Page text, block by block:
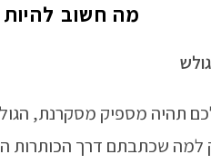
מה חשוב
תהיה מספיק מסקרנת,
למה שכתבתם דרך הכותרות